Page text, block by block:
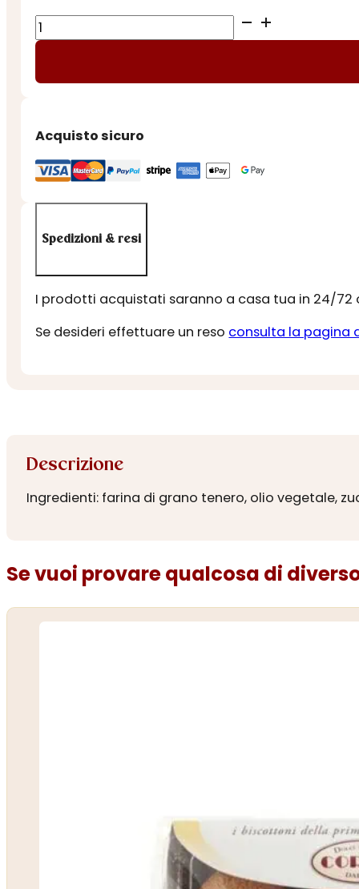
TUBO
BISCOTTI
CATS
Acquisto sicuro
Spedizioni & resi
I prodotti acquistati saranno a casa tua in 24/72
Se desideri effettuare un reso consulta la pagina
Descrizione
Ingredienti: farina di grano tenero, olio vegetale,
Se vuoi provare qualcosa di